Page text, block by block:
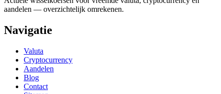
aandelen — overzichtelijk omrekenen.
Navigatie
Valuta
Cryptocurrency
Aandelen
Blog
Contact